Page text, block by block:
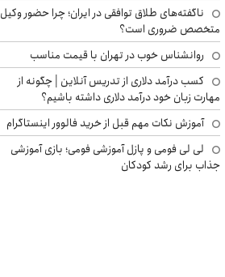
ناگفته‌های طلاق توافقی در ایران؛ چرا حضور وکیل
متخصص ضروری است؟
روانشناس خوب در تهران با قیمت مناسب
کسب درآمد دلاری از تدریس آنلاین | چگونه از
مهارت زبان خود درآمد دلاری داشته باشیم؟
آموزش نکات مهم قبل از خرید فالوور اینستاگرام
لی لی فومی و پازل آموزشی فومی؛ بازی آموزشی
جذاب برای رشد کودکان